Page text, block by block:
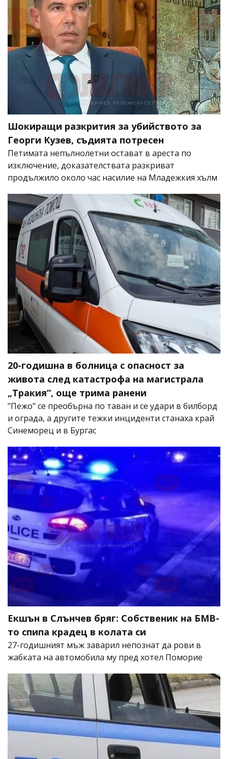
Шокиращи разкрития за убийството за
Георги Кузев, съдията потресен
Петимата непълнолетни остават в ареста по
изключение, доказателствата разкриват
продължило около час насилие на Младежкия хълм
20-годишна в болница с опасност за
живота след катастрофа на магистрала
„Тракия“, още трима ранени
"Пежо" се преобърна по таван и се удари в билборд
и ограда, а другите тежки инциденти станаха край
Синеморец и в Бургас
Екшън в Слънчев бряг: Собственик на БМВ-
то спипа крадец в колата си
27-годишният мъж заварил непознат да рови в
жабката на автомобила му пред хотел Поморие